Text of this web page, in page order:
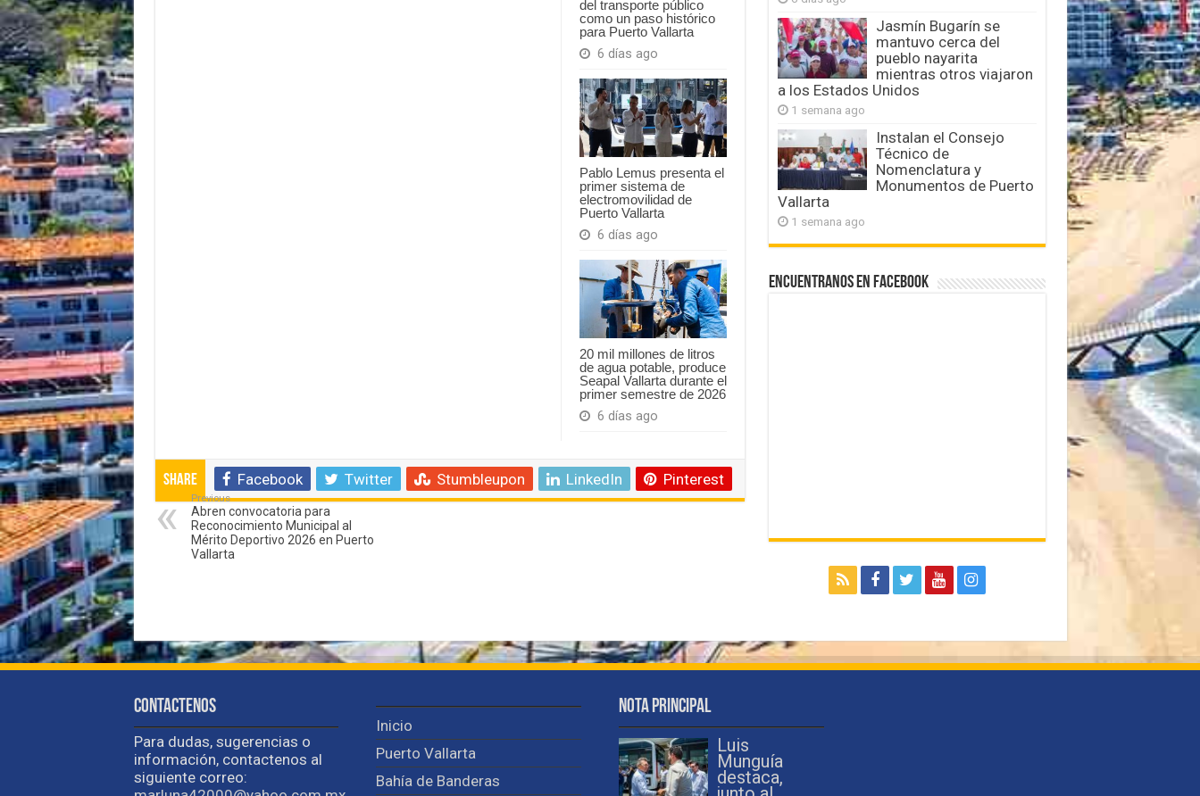
del transporte público
como un paso histórico
para Puerto Vallarta
6 días ago
Pablo Lemus presenta el
primer sistema de
electromovilidad de
Puerto Vallarta
6 días ago
20 mil millones de litros
de agua potable, produce
Seapal Vallarta durante el
primer semestre de 2026
6 días ago
Share Facebook Twitter Stumbleupon LinkedIn Pinterest
Previous
Abren convocatoria para
Reconocimiento Municipal al
Mérito Deportivo 2026 en Puerto
Vallarta
Jasmín Bugarín se
mantuvo cerca del
pueblo nayarita
mientras otros viajaron
a los Estados Unidos
1 semana ago
Instalan el Consejo
Técnico de
Nomenclatura y
Monumentos de Puerto
Vallarta
1 semana ago
Encuentranos en Facebook
Contactenos
Para dudas, sugerencias o
información, contactenos al
siguiente correo:
Inicio
Puerto Vallarta
Bahía de Banderas
Nota Principal
Luis
Munguía
destaca,